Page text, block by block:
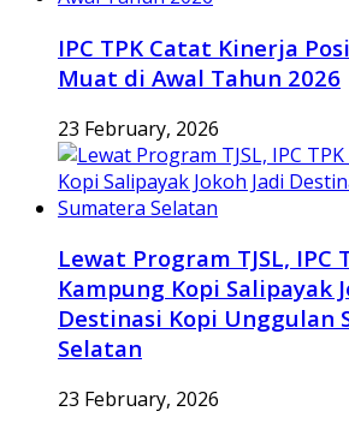
IPC TPK Catat Kinerja
Muat di Awal Tahun 2026
23 February, 2026
Lewat Program TJSL, IPC
Kampung Kopi Salipayak
Destinasi Kopi Unggulan
Selatan
23 February, 2026